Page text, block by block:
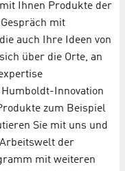
Ihnen Produkte der
mit
auch Ihre Ideen von
über die Orte, an
Innovation
zum Beispiel
Sie mit uns und
der
mit weiteren